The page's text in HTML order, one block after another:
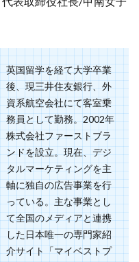
英国留学を経て大学卒業
後、現三井住友銀行、外
資系航空会社にて客室乗
務員として勤務。2002年
株式会社ファーストブラ
ンドを設立。現在、デジ
タルマーケティングを主
軸に独自の広告事業を行
っている。主な事業とし
て全国のメディアと連携
した日本唯一の専門家紹
介サイト「マイベストプ